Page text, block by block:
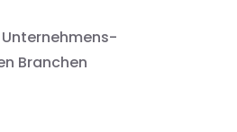
Branchen